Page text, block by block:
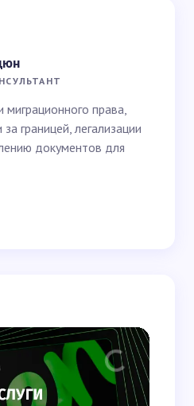
опубликован.
для следующих
миграционного права,
границей, легализации
документов для